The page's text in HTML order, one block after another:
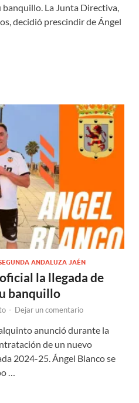
banquillo. La Junta Directiva,
decidió prescindir de Ángel
ANDALUZA JAÉN
la llegada de
banquillo
- Dejar un comentario
anunció durante la
de un nuevo
2024-25. Ángel Blanco se
…